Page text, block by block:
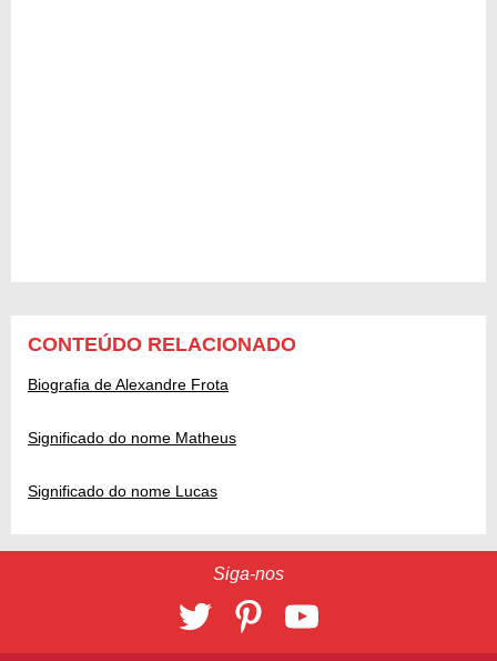
CONTEÚDO RELACIONADO
Biografia de Alexandre Frota
Significado do nome Matheus
Significado do nome Lucas
Siga-nos